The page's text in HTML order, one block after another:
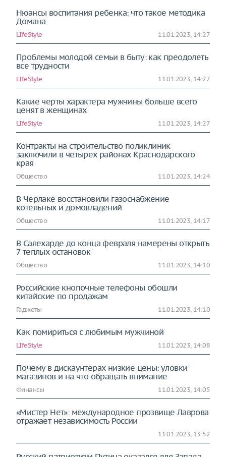
Нюансы воспитания ребенка: что такое методика
Домана
LIfeStyle 11.01.2023, 14:27
Проблемы молодой семьи в быту: как преодолеть
все трудности
LIfeStyle 11.01.2023, 14:27
Какие черты характера мужчины больше всего
ценят в женщинах
LIfeStyle 11.01.2023, 14:27
Контракты на строительство поликлиник
заключили в четырех районах Краснодарского
края
Общество 11.01.2023, 14:24
В Черлаке восстановили газоснабжение
котельных и домовладений
Общество 11.01.2023, 14:17
В Салехарде до конца февраля намерены открыть
7 теплых остановок
Общество 11.01.2023, 14:10
Российские кнопочные телефоны обошли
китайские по продажам
Гаджеты 11.01.2023, 14:10
Как помириться с любимым мужчиной
LIfeStyle 11.01.2023, 14:08
Почему в дискаунтерах низкие цены: уловки
магазинов и на что обращать внимание
Финансы 11.01.2023, 14:05
«Мистер Нет»: международное прозвище Лаврова
отражает независимость России
11.01.2023, 13:52